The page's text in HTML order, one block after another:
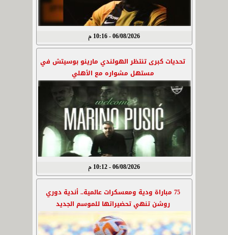
06/08/2026 - 10:16 م
تحديات كبرى تنتظر الهولندي مارينو بوسيتش في
مستهل مشواره مع الأهلي
06/08/2026 - 10:12 م
75 مباراة ودية ومعسكرات عالمية.. أندية دوري
روشن تنهي تحضيراتها للموسم الجديد